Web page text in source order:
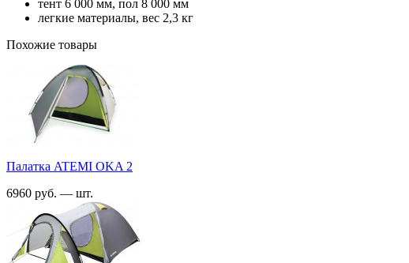
тент 6 000 мм, пол 8 000 мм
легкие материалы, вес 2,3 кг
Похожие товары
Палатка ATEMI OKA 2
6960 руб. — шт.